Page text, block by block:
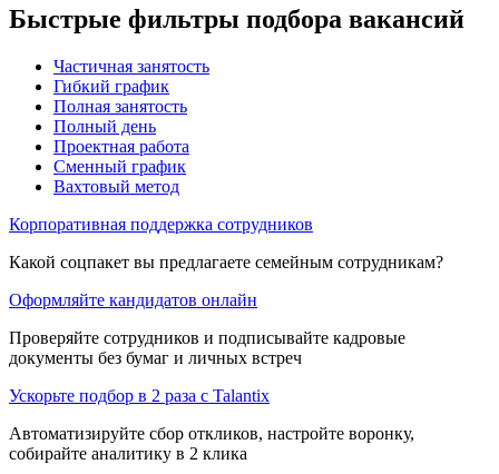
Быстрые фильтры подбора вакансий
Частичная занятость
Гибкий график
Полная занятость
Полный день
Проектная работа
Сменный график
Вахтовый метод
Корпоративная поддержка сотрудников
Какой соцпакет вы предлагаете семейным сотрудникам?
Оформляйте кандидатов онлайн
Проверяйте сотрудников и подписывайте кадровые
документы без бумаг и личных встреч
Ускорьте подбор в 2 раза с Talantix
Автоматизируйте сбор откликов, настройте воронку,
собирайте аналитику в 2 клика